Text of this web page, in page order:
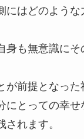
にはどのような
身も無意識にそ
が前提となった
にとっての幸
されます。